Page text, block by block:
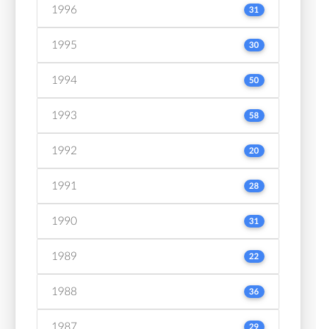
1996 31
1995 30
1994 50
1993 58
1992 20
1991 28
1990 31
1989 22
1988 36
1987 29